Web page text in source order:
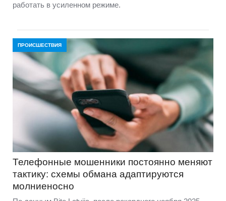
работать в усиленном режиме.
ПРОИСШЕСТВИЯ
Телефонные мошенники постоянно меняют
тактику: схемы обмана адаптируются
молниеносно